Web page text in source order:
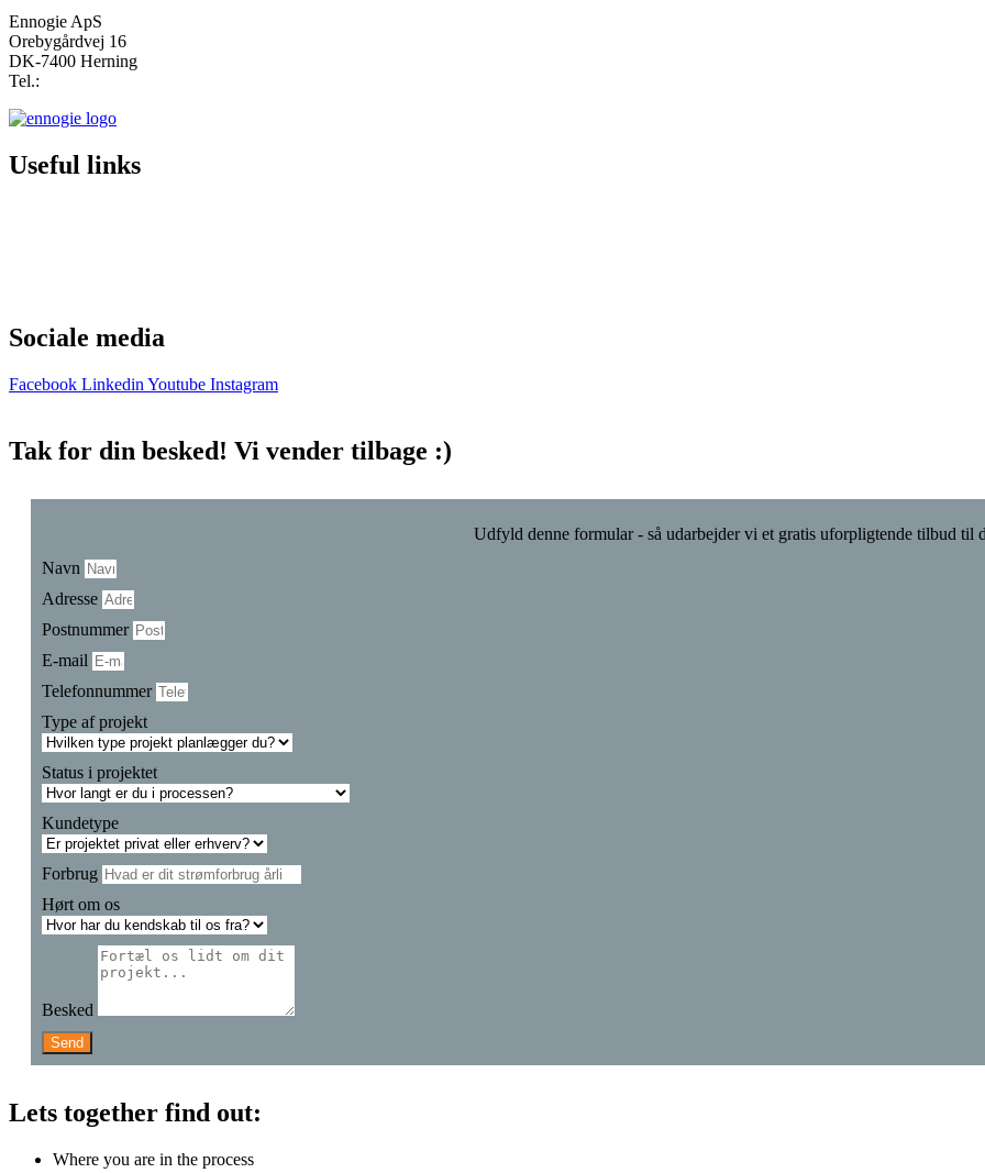
Ennogie ApS
Orebygårdvej 16
DK-7400 Herning
Tel.:
Useful links
Sociale media
Facebook Linkedin Youtube Instagram
Tak for din besked! Vi vender tilbage :)
Udfyld denne formular - så udarbejder vi et gratis uforpligtende tilbud til
Navn
Adresse
Postnummer
E-mail
Telefonnummer
Type af projekt
Status i projektet
Kundetype
Forbrug
Hørt om os
Besked
Send
Lets together find out:
Where you are in the process